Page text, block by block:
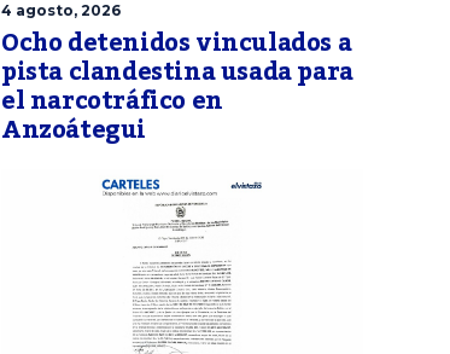
4 agosto, 2026
Ocho detenidos vinculados a
pista clandestina usada para
el narcotráfico en
Anzoátegui